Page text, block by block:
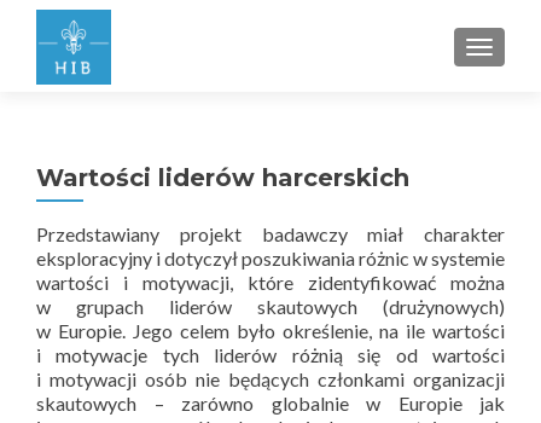
Wartości liderów harcerskich
Przedstawiany projekt badawczy miał charakter
eksploracyjny i dotyczył poszukiwania różnic w systemie
wartości i motywacji, które zidentyfikować można
w grupach liderów skautowych (drużynowych)
w Europie. Jego celem było określenie, na ile wartości
i motywacje tych liderów różnią się od wartości
i motywacji osób nie będących członkami organizacji
skautowych – zarówno globalnie w Europie jak